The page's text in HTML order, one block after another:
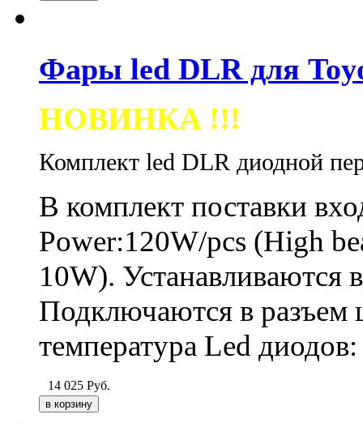
Фары led DLR для
НОВИНКА !!!
Комплект led DLR диодной
В комплект поставки
Power:120W/pcs (High
10W). Устанавливаются
Подключаются в разъем
температура Led диодов
14 025 Руб.